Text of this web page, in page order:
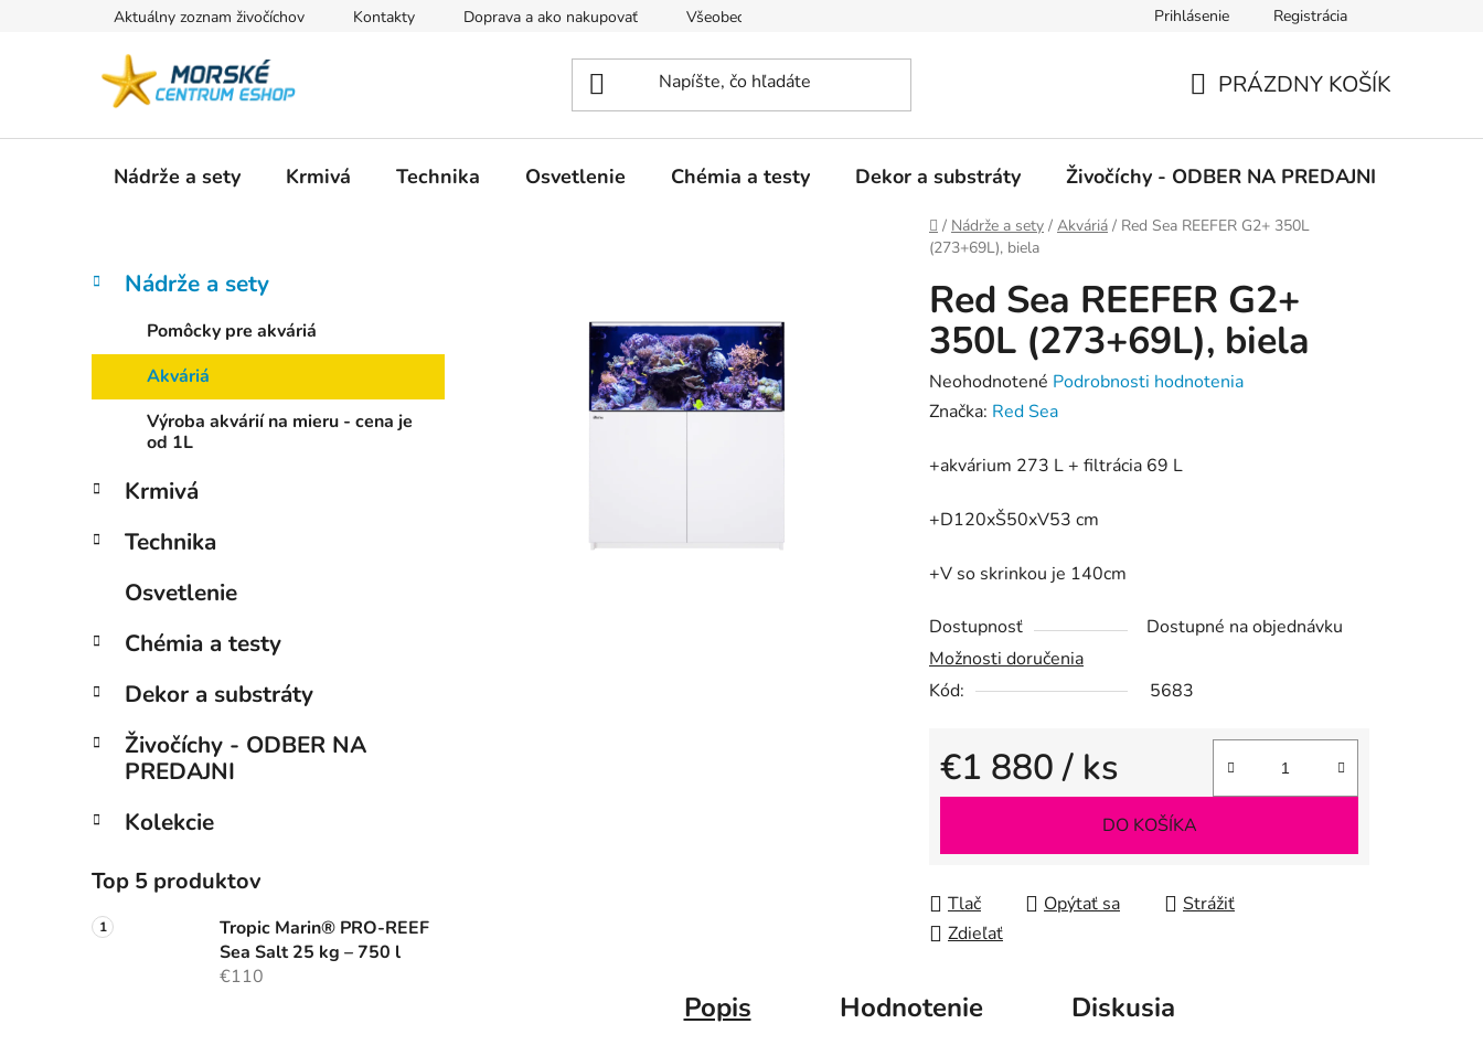
Aktuálny zoznam živočíchov Kontakty Doprava a ako nakupovať Všeobecné obchodné podmienky a dodacie podmienky Ochrana osobných údajov
Prihlásenie Registrácia
KOŠÍK
PRÁZDNY KOŠÍK
Nádrže a sety Krmivá Technika Osvetlenie Chémia a testy Dekor a substráty Živočíchy - ODBER NA PREDAJNI
Domov
/ Nádrže a sety / Akváriá / Red Sea REEFER G2+ 350L
(273+69L), biela
B
n
e
l
Preskočiť
kategórie
K
a
Nádrže a sety
Pomôcky pre akváriá
Akváriá
Výroba akvárií na mieru - cena je
od 1L
Krmivá
Technika
Osvetlenie
Chémia a testy
Dekor a substráty
Živočíchy - ODBER NA
PREDAJNI
Kolekcie
Top 5 produktov
Tropic Marin® PRO-REEF
Sea Salt 25 kg – 750 l
€110
Red Sea REEFER G2+
350L (273+69L), biela
Priemerné
hodnotenie
je
z
Neohodnotené Podrobnosti hodnotenia
Značka: Red Sea
+akvárium 273 L + filtrácia 69 L
+D120xŠ50xV53 cm
+V so skrinkou je 140cm
Dostupnosť
Dostupné na objednávku
Možnosti doručenia
Kód:
5683
€1 880/ ks
Jednotková cena:
DO KOŠÍKA
Tlač Opýtať sa
Strážiť
Zdieľať
Popis Hodnotenie Diskusia